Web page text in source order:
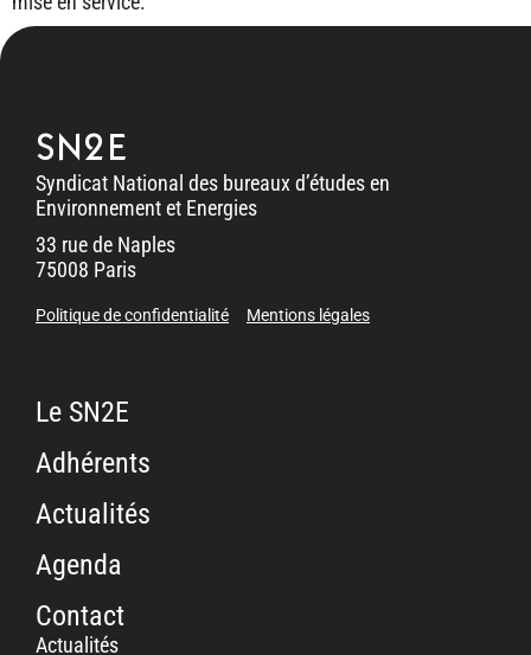
SN2E
Syndicat National des bureaux d’études en
Environnement et Energies
33 rue de Naples
75008 Paris
Politique de confidentialité Mentions légales
Le SN2E
Adhérents
Actualités
Agenda
Contact
Actualités